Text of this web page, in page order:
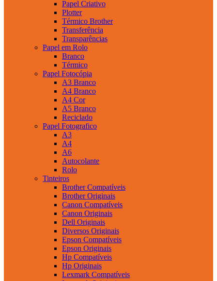
Papel Criativo
Plotter
Térmico Brother
Transferência
Transparências
Papel em Rolo
Branco
Térmico
Papel Fotocópia
A3 Branco
A4 Branco
A4 Cor
A5 Branco
Reciclado
Papel Fotografico
A3
A4
A6
Autocolante
Rolo
Tinteiros
Brother Compatíveis
Brother Originais
Canon Compatíveis
Canon Originais
Dell Originais
Diversos Originais
Epson Compatíveis
Epson Originais
Hp Compatíveis
Hp Originais
Lexmark Compatíveis